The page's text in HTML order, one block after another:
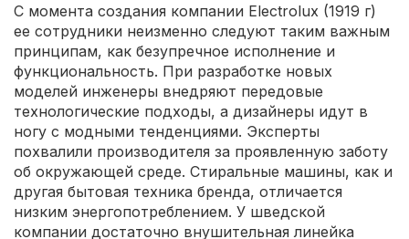
С момента создания компании Electrolux (1919 г)
ее сотрудники неизменно следуют таким важным
принципам, как безупречное исполнение и
функциональность. При разработке новых
моделей инженеры внедряют передовые
технологические подходы, а дизайнеры идут в
ногу с модными тенденциями. Эксперты
похвалили производителя за проявленную заботу
об окружающей среде. Стиральные машины, как и
другая бытовая техника бренда, отличается
низким энергопотреблением. У шведской
компании достаточно внушительная линейка